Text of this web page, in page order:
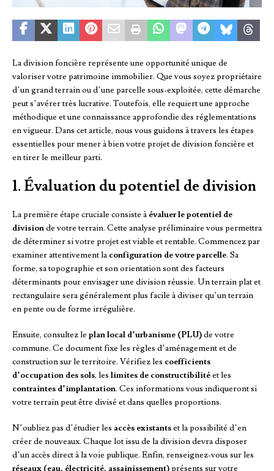
La division foncière représente une opportunité unique de
valoriser votre patrimoine immobilier. Que vous soyez propriétaire
d’un grand terrain ou d’une parcelle sous-exploitée, cette démarche
peut s’avérer très lucrative. Toutefois, elle requiert une approche
méthodique et une connaissance approfondie des réglementations
en vigueur. Dans cet article, nous vous guidons à travers les étapes
essentielles pour mener à bien votre projet de division foncière et
en tirer le meilleur parti.
1. Évaluation du potentiel de division
La première étape cruciale consiste à évaluer le potentiel de
divisionde votre terrain. Cette analyse préliminaire vous permettra
de déterminer si votre projet est viable et rentable. Commencez par
examiner attentivement la configuration de votre parcelle. Sa
forme, sa topographie et son orientation sont des facteurs
déterminants pour envisager une division réussie. Un terrain plat et
rectangulaire sera généralement plus facile à diviser qu’un terrain
en pente ou de forme irrégulière.
Ensuite, consultez le plan local d’urbanisme (PLU)de votre
commune. Ce document fixe les règles d’aménagement et de
construction sur le territoire. Vérifiez les coefficients
d’occupation des sols, les limites de constructibilitéet les
contraintes d’implantation. Ces informations vous indiqueront si
votre terrain peut être divisé et dans quelles proportions.
N’oubliez pas d’étudier les accès existantset la possibilité d’en
créer de nouveaux. Chaque lot issu de la division devra disposer
d’un accès direct à la voie publique. Enfin, renseignez-vous sur les
réseaux (eau, électricité, assainissement)présents sur votre